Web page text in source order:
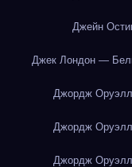
Джейн
Джек Лондон —
Джордж
Джордж
Джордж